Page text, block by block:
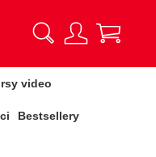
video
Bestsellery